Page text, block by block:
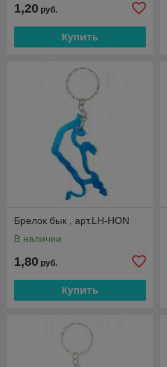
1,20 руб.
Купить
Брелок бык , арт.LH-HON
В наличии
1,80 руб.
Купить